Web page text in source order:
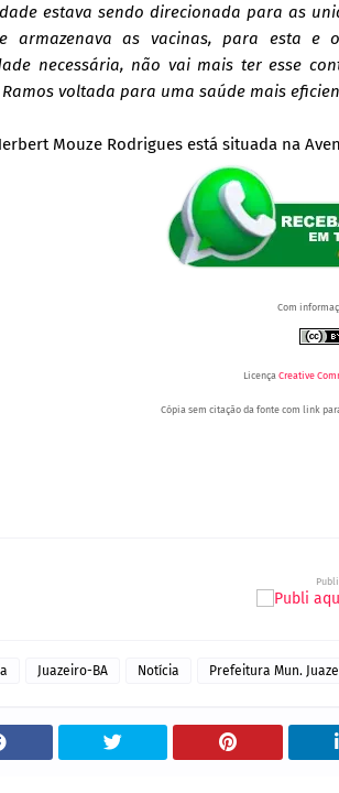
estava sendo direcionada para as
armazenava as vacinas, para esta e
necessária, não vai mais ter esse
Ramos voltada para uma saúde mais
Mouze Rodrigues está situada na
Com
Licença Creative
Cópia sem citação da fonte com link
Juazeiro-BA Notícia Prefeitura Mun.